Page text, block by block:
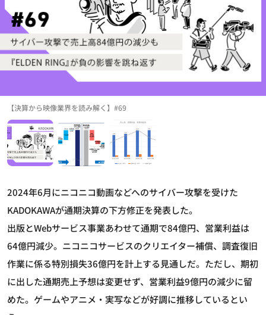
【決算から映像業界を読み解く】#69
2024年6月にニコニコ動画などへのサイバー攻撃を受けた
KADOKAWAが通期決算の下方修正を発表した。
出版とWebサービス事業あわせて通期で84億円、営業利益は
64億円減少。ニコニコサービスのクリエイター補償、調査復旧
作業に係る特別損失36億円を計上する見通しだ。ただし、期初
に出した通期売上予想は変更せず、営業利益9億円の減少に留
めた。ゲームやアニメ・実写などが好調に推移しているとい